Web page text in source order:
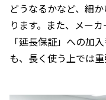
どうなるかなど、細
ります。また、メー
「延長保証」への加
も、長く使う上では重